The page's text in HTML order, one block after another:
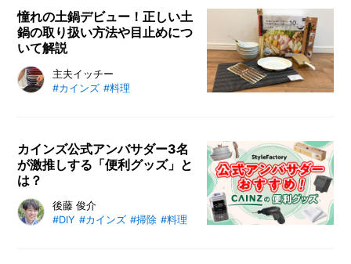
解凍方法も紹介します。お菓子作り
の初心者から本格的なチョコづくり
に挑戦したい方までぜひご参考くだ
水コート効果で、洗いやすく＆汚れ
もつきにくいのが特徴。保存容器や
バット替わりに使ったり、食器とし
ても活用できたりと万能さが人気。
その使い勝手をアンバサダーがレポ
憧れの土鍋デビュー！正しい土
鍋の取り扱い方法や目止めにつ
いて解説
ガス火にもIHにも使えるカインズの
土鍋は、使い勝手の良さと豊富なサ
手順まで、実際に土鍋で作った料理
もご紹介しながら、分かりやすく解
説しています。
主夫イッチー
#カインズ #料理
カインズ公式アンバサダー3名
が激推しする「便利グッズ」と
は？
カインズの新業態店舗「Style Fact
ory（スタイルファクトリー）」の
後藤 俊介
#DIY #カインズ #掃除 #料理